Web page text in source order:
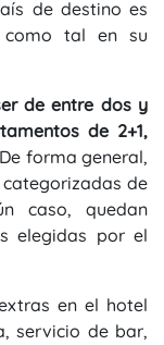
de destino es
como tal en su
de entre dos y
de 2+1,
forma general,
de
caso, quedan
elegidas por el
en el hotel
servicio de bar,